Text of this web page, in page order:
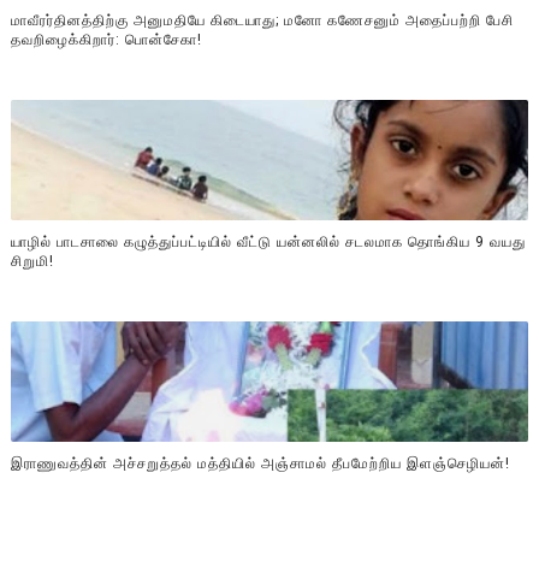
மாவீரர்தினத்திற்கு அனுமதியே கிடையாது; மனோ கணேசனும் அதைப்பற்றி பேசி
தவறிழைக்கிறார்: பொன்சேகா!
யாழில் பாடசாலை கழுத்துப்பட்டியில் வீட்டு யன்னலில் சடலமாக தொங்கிய 9 வயது
சிறுமி!
இராணுவத்தின் அச்சறுத்தல் மத்தியில் அஞ்சாமல் தீபமேற்றிய இளஞ்செழியன்!